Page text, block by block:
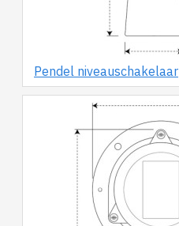
Pendel niveauschakelaar